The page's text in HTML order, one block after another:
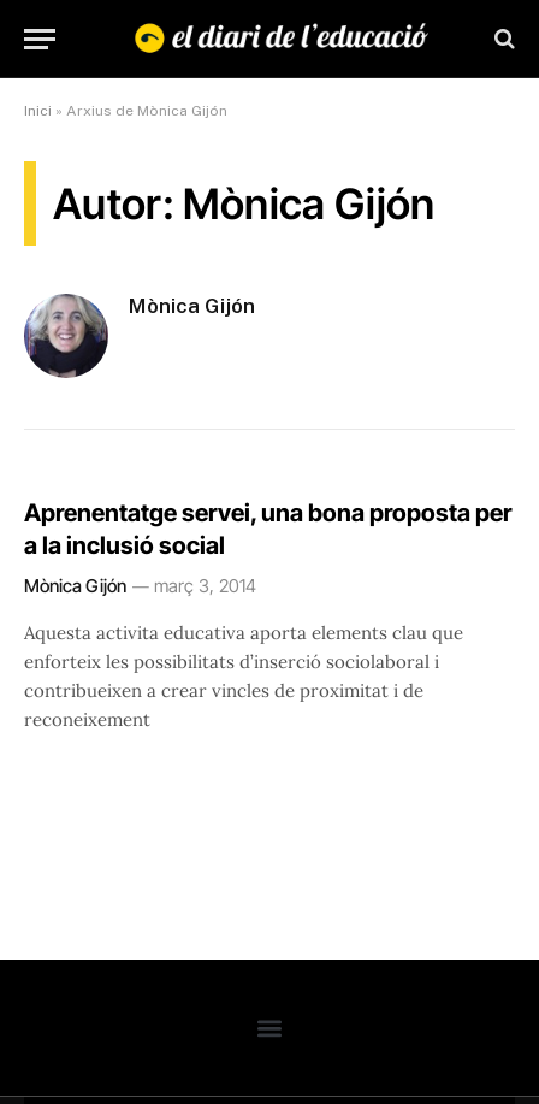
Inici » Arxius de Mònica Gijón
Autor: Mònica Gijón
Mònica Gijón
Aprenentatge servei, una bona proposta per
a la inclusió social
Mònica Gijón març 3, 2014
Aquesta activita educativa aporta elements clau que
enforteix les possibilitats d’inserció sociolaboral i
contribueixen a crear vincles de proximitat i de
reconeixement